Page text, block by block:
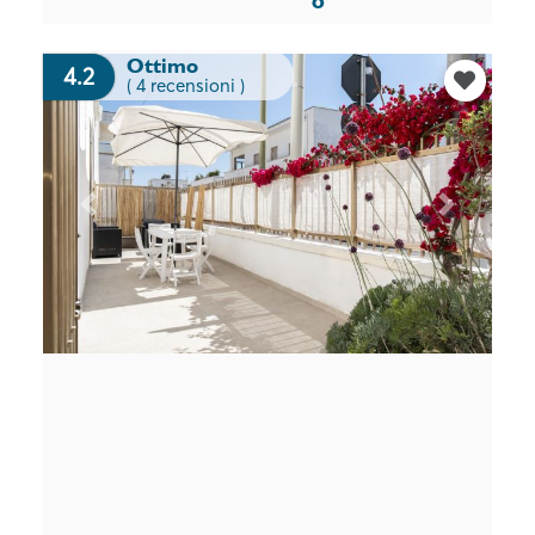
4.2 Ottimo
( 4 recensioni )
Previous Next